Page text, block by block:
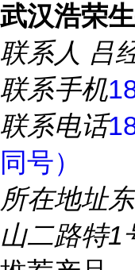
武汉浩荣
联系人 吕
联系手机
联系电话
同号）
所在地址
山二路特1